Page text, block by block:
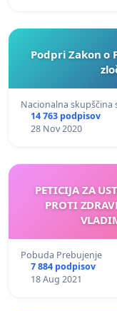
Podpri Zakon o
Nacionalna
14 763 podpisov
28 Nov 2020
PETICIJA ZA
PROTI
Pobuda Prebujenje
7 884 podpisov
18 Aug 2021